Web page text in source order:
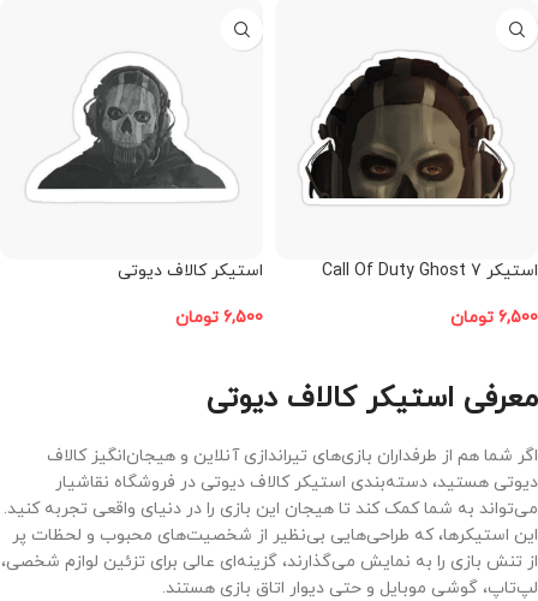
استیکر Call Of Duty Ghost 7
6,500 تومان
استیکر کالاف دیوتی
6,500 تومان
معرفی استیکر کالاف دیوتی
اگر شما هم از طرفداران بازی‌های تیراندازی آنلاین و هیجان‌انگیز کالاف
دیوتی هستید، دسته‌بندی استیکر کالاف دیوتی در فروشگاه نقاشیار
می‌تواند به شما کمک کند تا هیجان این بازی را در دنیای واقعی تجربه کنید.
این استیکرها، که طراحی‌هایی بی‌نظیر از شخصیت‌های محبوب و لحظات پر
از تنش بازی را به نمایش می‌گذارند، گزینه‌ای عالی برای تزئین لوازم شخصی،
لپ‌تاپ، گوشی موبایل و حتی دیوار اتاق بازی هستند.